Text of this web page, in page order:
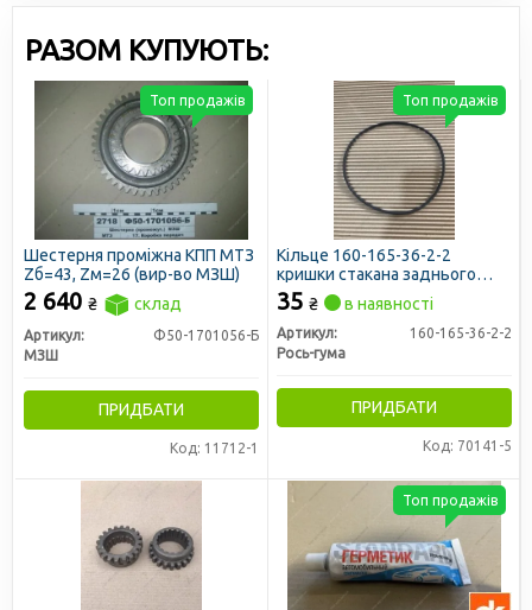
РАЗОМ КУПУЮТЬ:
Шестерня проміжна КПП МТЗ
Zб=43, Zм=26 (вир-во МЗШ)
2 640 ₴ склад
Артикул:
Ф50-1701056-Б
МЗШ
ПРИДБАТИ
Код: 11712-1
Топ продажів
Кільце 160-165-36-2-2
кришки стакана заднього
моста МТЗ (вир-во Рось-Гума)
35 ₴ в наявності
Артикул:
160-165-36-2-2
Рось-гума
ПРИДБАТИ
Код: 70141-5
Топ продажів
Топ продажів